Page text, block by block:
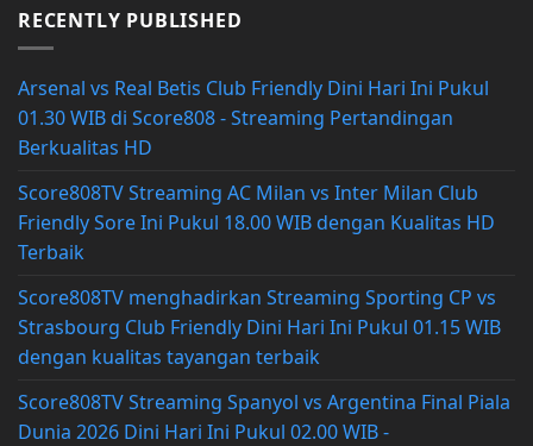
RECENTLY PUBLISHED
Arsenal vs Real Betis Club Friendly Dini Hari Ini Pukul
01.30 WIB di Score808 - Streaming Pertandingan
Berkualitas HD
Score808TV Streaming AC Milan vs Inter Milan Club
Friendly Sore Ini Pukul 18.00 WIB dengan Kualitas HD
Terbaik
Score808TV menghadirkan Streaming Sporting CP vs
Strasbourg Club Friendly Dini Hari Ini Pukul 01.15 WIB
dengan kualitas tayangan terbaik
Score808TV Streaming Spanyol vs Argentina Final Piala
Dunia 2026 Dini Hari Ini Pukul 02.00 WIB -